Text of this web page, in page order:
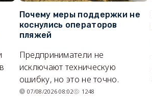
Почему меры поддержки не
коснулись операторов
пляжей
Предприниматели не
исключают техническую
ошибку, но это не точно.
07/08/2026 08:02 1248